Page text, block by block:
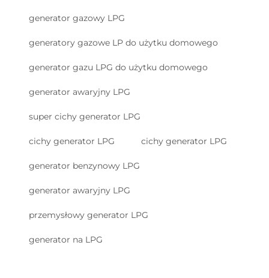
generator gazowy LPG
generatory gazowe LP do użytku domowego
generator gazu LPG do użytku domowego
generator awaryjny LPG
super cichy generator LPG
cichy generator LPG cichy generator LPG
generator benzynowy LPG
generator awaryjny LPG
przemysłowy generator LPG
generator na LPG